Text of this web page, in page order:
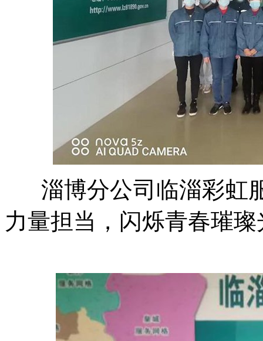
淄博分公司临淄彩虹
力量担当，闪烁青春璀